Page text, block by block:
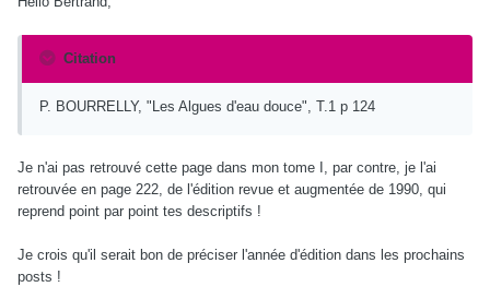
Citation
P. BOURRELLY, "Les Algues d'eau douce", T.1 p 124
Je n'ai pas retrouvé cette page dans mon tome I, par contre, je l'ai
retrouvée en page 222, de l'édition revue et augmentée de 1990, qui
reprend point par point tes descriptifs !
Je crois qu'il serait bon de préciser l'année d'édition dans les prochains
posts !